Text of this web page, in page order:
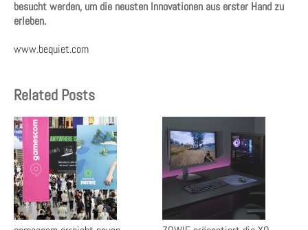
besucht werden, um die neusten Innovationen aus erster Hand zu
erleben.
www.bequiet.com
Related Posts